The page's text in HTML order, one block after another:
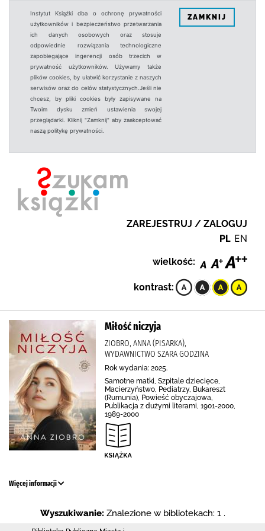
Instytut Książki dba o ochronę prywatności
użytkowników i bezpieczeństwo przetwarzania
ich danych osobowych oraz stosuje
odpowiednie rozwiązania technologiczne
zapobiegające ingerencji osób trzecich w
prywatność użytkowników. Używamy także
plików cookies, by ułatwić korzystanie z naszych
serwisów oraz do celów statystycznych.Jeśli nie
chcesz, by pliki cookies były zapisywane na
Twoim dysku zmień ustawienia swojej
przeglądarki. Kliknij "Zamknij" aby zaakceptować
naszą politykę prywatności.
ZAMKNIJ
ZAREJESTRUJ / ZALOGUJ
PL EN
wielkość:
kontrast:
Miłość niczyja
ZIOBRO, ANNA (PISARKA),
WYDAWNICTWO SZARA GODZINA
Rok wydania: 2025.
Samotne matki, Szpitale dziecięce,
Macierzyństwo, Pediatrzy, Bukareszt
(Rumunia), Powieść obyczajowa,
Publikacja z dużymi literami, 1901-2000,
1989-2000
Więcej informacji
Wyszukiwanie: Znalezione w bibliotekach: 1 .